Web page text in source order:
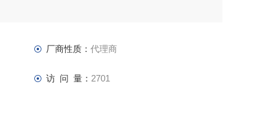
厂商性质： 代理商
访 问 量： 2701